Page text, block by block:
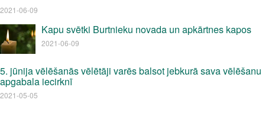
2021-06-09
Kapu svētki Burtnieku novada un apkārtnes kapos
2021-06-09
5. jūnija vēlēšanās vēlētāji varēs balsot jebkurā sava vēlēšanu
apgabala iecirknī
2021-05-05